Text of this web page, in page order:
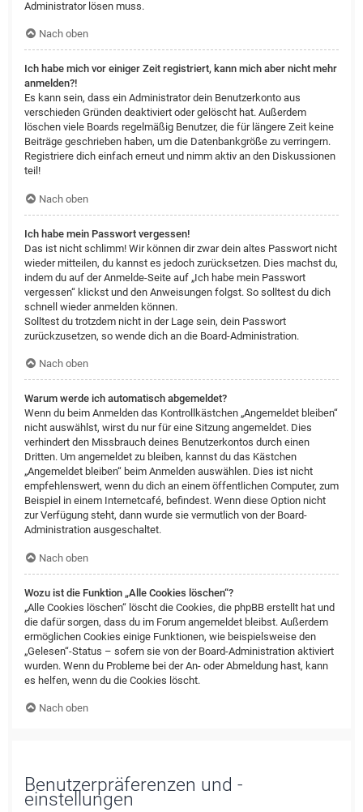
Administrator lösen muss.
Nach oben
Ich habe mich vor einiger Zeit registriert, kann mich aber nicht mehr
anmelden?!
Es kann sein, dass ein Administrator dein Benutzerkonto aus
verschieden Gründen deaktiviert oder gelöscht hat. Außerdem
löschen viele Boards regelmäßig Benutzer, die für längere Zeit keine
Beiträge geschrieben haben, um die Datenbankgröße zu verringern.
Registriere dich einfach erneut und nimm aktiv an den Diskussionen
teil!
Nach oben
Ich habe mein Passwort vergessen!
Das ist nicht schlimm! Wir können dir zwar dein altes Passwort nicht
wieder mitteilen, du kannst es jedoch zurücksetzen. Dies machst du,
indem du auf der Anmelde-Seite auf „Ich habe mein Passwort
vergessen“ klickst und den Anweisungen folgst. So solltest du dich
schnell wieder anmelden können.
Solltest du trotzdem nicht in der Lage sein, dein Passwort
zurückzusetzen, so wende dich an die Board-Administration.
Nach oben
Warum werde ich automatisch abgemeldet?
Wenn du beim Anmelden das Kontrollkästchen „Angemeldet bleiben“
nicht auswählst, wirst du nur für eine Sitzung angemeldet. Dies
verhindert den Missbrauch deines Benutzerkontos durch einen
Dritten. Um angemeldet zu bleiben, kannst du das Kästchen
„Angemeldet bleiben“ beim Anmelden auswählen. Dies ist nicht
empfehlenswert, wenn du dich an einem öffentlichen Computer, zum
Beispiel in einem Internetcafé, befindest. Wenn diese Option nicht
zur Verfügung steht, dann wurde sie vermutlich von der Board-
Administration ausgeschaltet.
Nach oben
Wozu ist die Funktion „Alle Cookies löschen“?
„Alle Cookies löschen“ löscht die Cookies, die phpBB erstellt hat und
die dafür sorgen, dass du im Forum angemeldet bleibst. Außerdem
ermöglichen Cookies einige Funktionen, wie beispielsweise den
„Gelesen“-Status – sofern sie von der Board-Administration aktiviert
wurden. Wenn du Probleme bei der An- oder Abmeldung hast, kann
es helfen, wenn du die Cookies löscht.
Nach oben
Benutzerpräferenzen und -
einstellungen